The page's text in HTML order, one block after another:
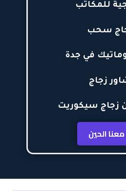
للمكاتب
سحب
في جدة
زجاج
زجاج سيكوريت
الحين